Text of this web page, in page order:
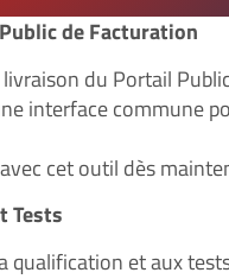
de Facturation
du Portail
interface commune
cet outil dès
Tests
qualification et aux